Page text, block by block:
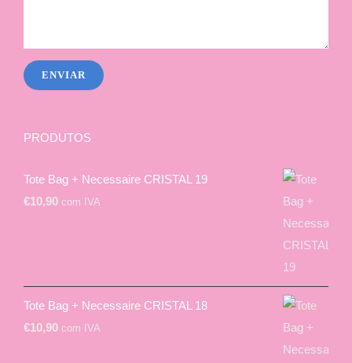
PRODUTOS
Tote Bag + Necessaire CRISTAL 19
€10,90 com IVA
Tote Bag + Necessaire CRISTAL 18
€10,90 com IVA